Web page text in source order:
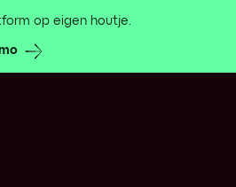
op eigen houtje.